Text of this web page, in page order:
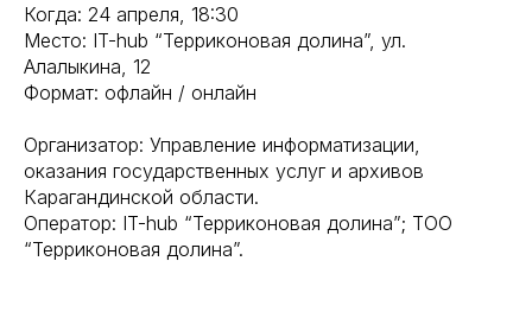
Когда: 24 апреля, 18:30
Место: IT-hub “Терриконовая долина”, ул.
Алалыкина, 12
Формат: офлайн / онлайн
Организатор: Управление информатизации,
оказания государственных услуг и архивов
Карагандинской области.
Оператор: IT-hub “Терриконовая долина”; ТОО
“Терриконовая долина”.